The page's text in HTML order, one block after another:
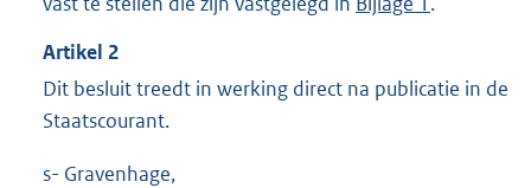
Artikel 2
Dit besluit treedt in werking direct na publicatie in de
Staatscourant.
s- Gravenhage,